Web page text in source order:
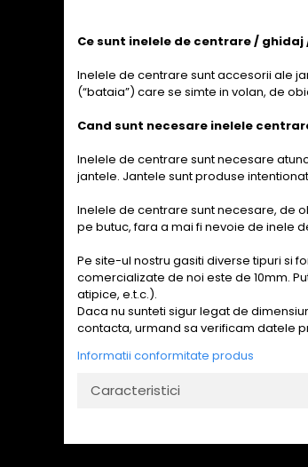
Ce sunt inelele de centrare / ghidaj
Inelele de centrare sunt accesorii ale
(“bataia”) care se simte in volan, de
Cand sunt necesare inelele
Inelele de centrare sunt necesare
jantele. Jantele sunt produse
Inelele de centrare sunt necesare, de
pe butuc, fara a mai fi nevoie de inele
Pe site-ul nostru gasiti diverse tipuri si
comercializate de noi este de 10mm.
atipice, e.t.c.).
Daca nu sunteti sigur legat de
contacta, urmand sa verificam datele
Informatii conformitate produs
Caracteristici